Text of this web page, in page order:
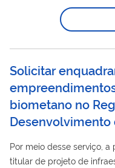
equipamentos, peças de
destinação específica
dos produtos a que se
Solicitar
biometano no
Desenvolvimento
Por meio desse serviço,
titular de projeto de